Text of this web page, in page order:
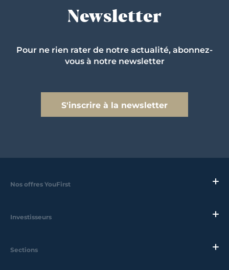
Newsletter
Pour ne rien rater de notre actualité, abonnez-
vous à notre newsletter
S'inscrire à la newsletter
Nos offres YouFirst
Investisseurs
Sections